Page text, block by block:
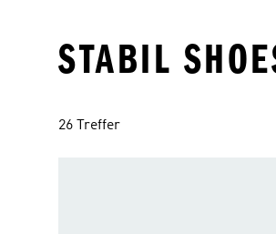
STABIL
26 Treffer